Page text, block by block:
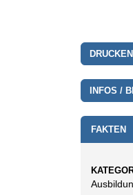
DRUCKEN
INFOS /
FAKTEN